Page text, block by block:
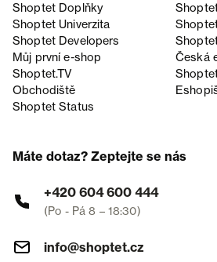
Shoptet Doplňky
Shoptet Univerzita
Shoptet Developers
Můj první e-shop
Česká
Shoptet.TV
Obchodiště
Shoptet Status
Máte dotaz? Zeptejte se nás
+420 604 600 444
(Po - Pá 8 – 18:30)
info@shoptet.cz